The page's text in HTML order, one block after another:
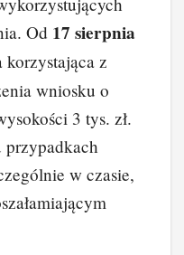
Od 17 sierpnia
z
wniosku o
3 tys. zł.
przypadkach
w czasie,